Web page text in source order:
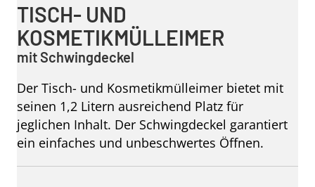
TISCH- UND
KOSMETIKMÜLLEIMER
mit Schwingdeckel
Der Tisch- und Kosmetikmülleimer bietet mit
seinen 1,2 Litern ausreichend Platz für
jeglichen Inhalt. Der Schwingdeckel garantiert
ein einfaches und unbeschwertes Öffnen.